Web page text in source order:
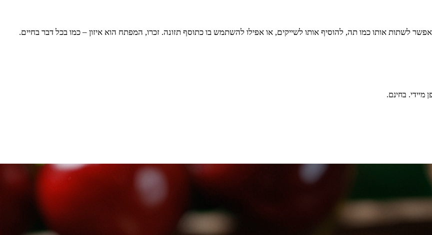
לשתות אותו כמו תה, להוסיף אותו לשייקים, או אפילו להשתמש בו כתוסף תזונה. זכרו, המפתח הוא איזון – כמו בכל דבר בחיים.